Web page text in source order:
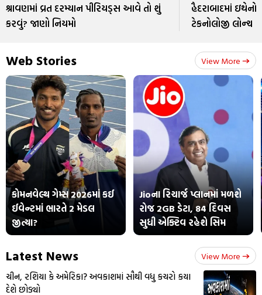
શ્રાવણમાં વ્રત દરમ્યાન પીરિયડ્સ આવે તો શું
કરવું? જાણો નિયમો
હૈદરાબાદમાં
ટેકનોલોજી લોન્ચ
Web Stories View More
કોમનવેલ્થ ગેમ્સ 2026માં કઈ
ઈવેન્ટમાં ભારતે 2 મેડલ
જીત્યા?
Jioના રિચાર્જ પ્લાનમાં મળશે
રોજ 2GB ડેટા, 84 દિવસ
સુધી એક્ટિવ રહેશે સિમ
Latest News View More
ચીન, રશિયા કે અમેરિકા? અવકાશમાં સૌથી વધુ કચરો કયા
દેશે છોડ્યો